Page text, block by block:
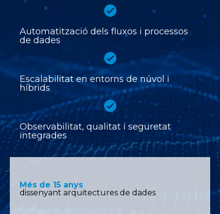
Automatització dels fluxos i processos
de dades
Escalabilitat en entorns de núvol i
híbrids
Observabilitat, qualitat i seguretat
integrades
Més de 15 anys
dissenyant arquitectures de dades